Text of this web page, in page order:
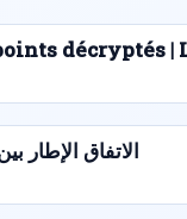
décryptés |
الاتفاق الإطار بين